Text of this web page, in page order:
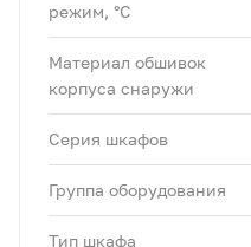
режим, °C
Материал обшивок
корпуса снаружи
Серия шкафов
Группа оборудования
Тип шкафа